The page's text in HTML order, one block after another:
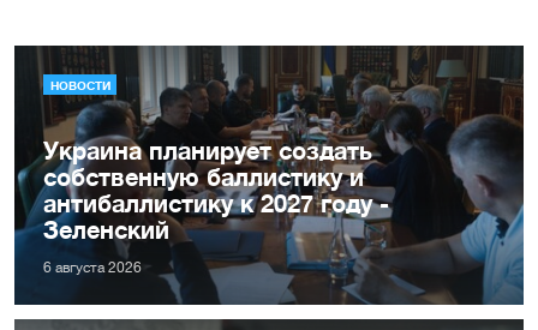
НОВОСТИ
Украина планирует создать
собственную баллистику и
антибаллистику к 2027 году -
Зеленский
6 августа 2026